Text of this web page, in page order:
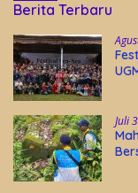
Berita Terbaru
Juli